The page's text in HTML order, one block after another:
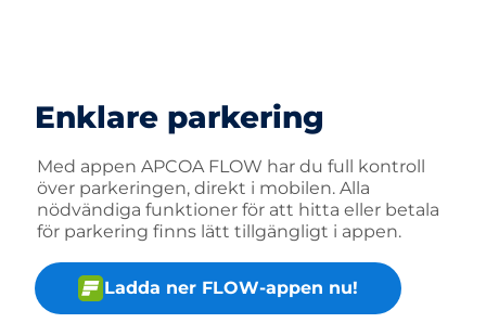
Enklare parkering
Med appen APCOA FLOW har du full kontroll
över parkeringen, direkt i mobilen. Alla
nödvändiga funktioner för att hitta eller betala
för parkering finns lätt tillgängligt i appen.
Ladda ner FLOW-appen nu!